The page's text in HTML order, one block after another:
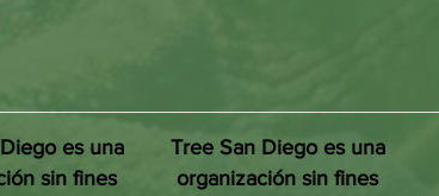
es una
sin fines
Tree San Diego es una
organización sin fines